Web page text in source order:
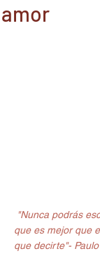
amor
"Nunca podrás
que es mejor que
que decirte"-